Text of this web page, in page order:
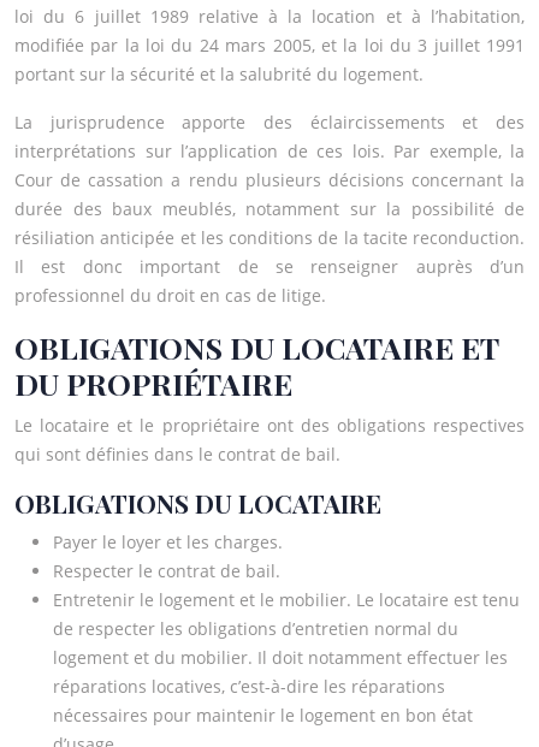
loi du 6 juillet 1989 relative à la location et à l’habitation,
modifiée par la loi du 24 mars 2005, et la loi du 3 juillet 1991
portant sur la sécurité et la salubrité du logement.
La jurisprudence apporte des éclaircissements et des
interprétations sur l’application de ces lois. Par exemple, la
Cour de cassation a rendu plusieurs décisions concernant la
durée des baux meublés, notamment sur la possibilité de
résiliation anticipée et les conditions de la tacite reconduction.
Il est donc important de se renseigner auprès d’un
professionnel du droit en cas de litige.
OBLIGATIONS DU LOCATAIRE ET
DU PROPRIÉTAIRE
Le locataire et le propriétaire ont des obligations respectives
qui sont définies dans le contrat de bail.
OBLIGATIONS DU LOCATAIRE
Payer le loyer et les charges.
Respecter le contrat de bail.
Entretenir le logement et le mobilier. Le locataire est tenu
de respecter les obligations d’entretien normal du
logement et du mobilier. Il doit notamment effectuer les
réparations locatives, c’est-à-dire les réparations
nécessaires pour maintenir le logement en bon état